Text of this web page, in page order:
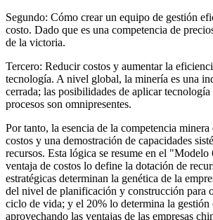
Segundo: Cómo crear un equipo de gestión
costo. Dado que es una competencia de
de la victoria.
Tercero: Reducir costos y aumentar la
tecnología. A nivel global, la minería es una
cerrada; las posibilidades de aplicar
procesos son omnipresentes.
Por tanto, la esencia de la competencia minera
costos y una demostración de capacidades
recursos. Esta lógica se resume en el
ventaja de costos lo define la dotación de
estratégicas determinan la genética de la
del nivel de planificación y construcción para
ciclo de vida; y el 20% lo determina la gestión
aprovechando las ventajas de las empresas